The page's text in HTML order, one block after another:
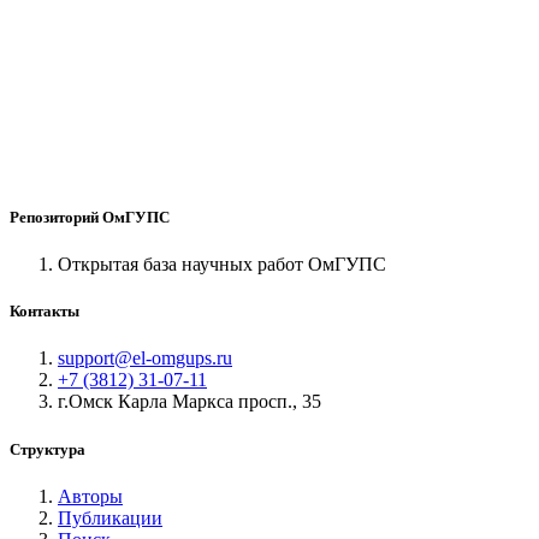
Репозиторий ОмГУПС
Открытая база научных работ ОмГУПС
Контакты
support@el-omgups.ru
+7 (3812) 31-07-11
г.Омск Карла Маркса просп., 35
Структура
Авторы
Публикации